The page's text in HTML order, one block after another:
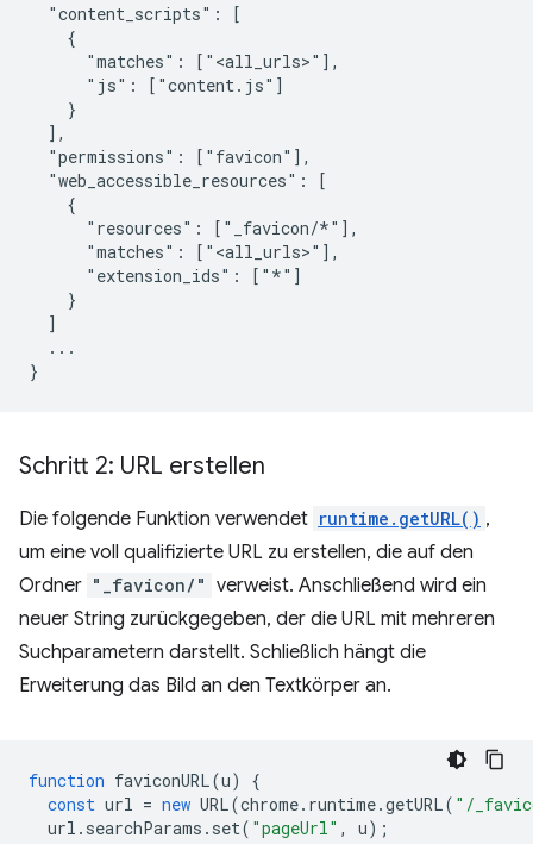
  "content_scripts": [
    {
      "matches": ["<all_urls>"],
      "js": ["content.js"]
    }
  ],
  "permissions": ["favicon"],
  "web_accessible_resources": [
    {
      "resources": ["_favicon/*"],
      "matches": ["<all_urls>"],
      "extension_ids": ["*"]
    }
  ]
  ...
Schritt 2: URL erstellen
Die folgende Funktion verwendet runtime.getURL() ,
um eine voll qualifizierte URL zu erstellen, die auf den
Ordner "_favicon/" verweist. Anschließend wird ein
neuer String zurückgegeben, der die URL mit mehreren
Suchparametern darstellt. Schließlich hängt die
Erweiterung das Bild an den Textkörper an.
function faviconURL(u)
{
const url = new URL(chrome. runtime.getURL( "/
url . searchParams . set( "pageUrl" , u);